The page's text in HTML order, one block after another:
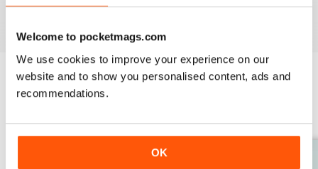
Welcome to pocketmags.com
We use cookies to improve your experience on our
website and to show you personalised content, ads and
recommendations.
OK
digital version ofattitudemagazine - download the latest
EDIZIONI INDIETRO